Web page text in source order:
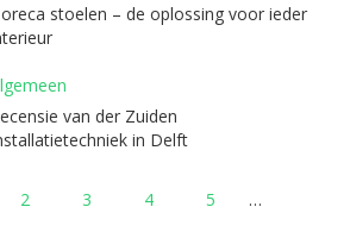
stoelen – de oplossing voor ieder
van der Zuiden
in Delft
2 3 4 5 …